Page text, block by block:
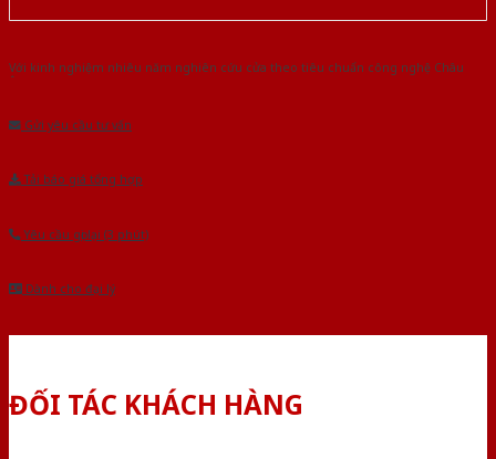
Với kinh nghiệm nhiêu năm nghiên cứu cửa theo tiêu chuẩn công nghệ Châu
Gửi yêu cầu tư vấn
Tải báo giá tổng hợp
Yêu cầu gọi lại (3 phút)
Dành cho đại lý
ĐỐI TÁC KHÁCH HÀNG